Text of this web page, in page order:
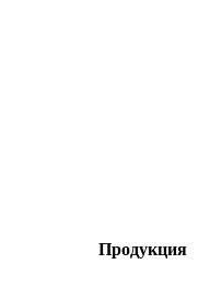
Продукция